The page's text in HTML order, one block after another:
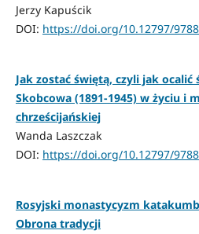
Jerzy Kapuścik
DOI: https://doi.org/10.12797/
Jak zostać świętą, czyli jak
Skobcowa (1891-1945) w życiu i
chrześcijańskiej
Wanda Laszczak
DOI: https://doi.org/10.12797/
Rosyjski monastycyzm
Obrona tradycji